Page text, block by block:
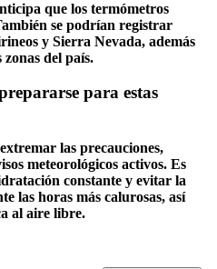
que los termómetros
se podrían registrar
y Sierra Nevada, además
zonas del país.
para estas
las precauciones,
meteorológicos activos. Es
constante y evitar la
las horas más calurosas, así
al aire libre.